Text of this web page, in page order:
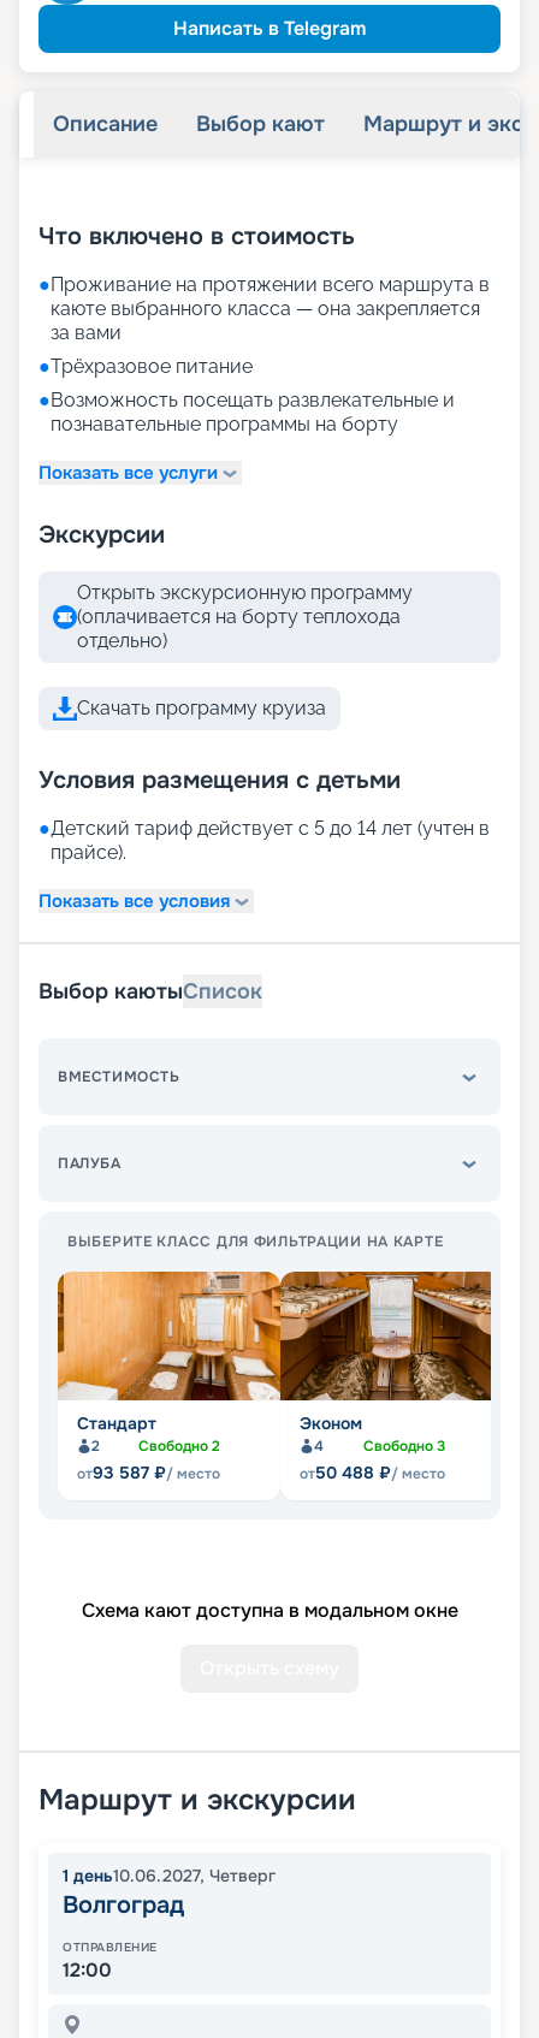
Написать в Telegram
Описание Выбор кают Маршрут и
Что включено в стоимость
●Проживание на протяжении всего маршрута в
каюте выбранного класса — она закрепляется
за вами
●Трёхразовое питание
●Возможность посещать развлекательные и
познавательные программы на борту
Показать все услуги
Экскурсии
Открыть экскурсионную программу
(оплачивается на борту теплохода
отдельно)
Скачать программу круиза
Условия размещения с детьми
●Детский тариф действует с 5 до 14 лет (учтен в
прайсе).
Показать все условия
Выбор каютыСписок
ВМЕСТИМОСТЬ
ПАЛУБА
ВЫБЕРИТЕ КЛАСС ДЛЯ ФИЛЬТРАЦИИ НА КАРТЕ
Стандарт
2 Свободно2
от93 587 ₽/ место
Эконом
4 Свободно3
от50 488 ₽/ место
Схема кают доступна в модальном окне
Маршрут и экскурсии
1 день10.06.2027, Четверг
Волгоград
ОТПРАВЛЕНИЕ
12:00